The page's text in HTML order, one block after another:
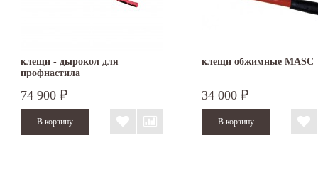
клещи - дырокол для
профнастила
74 900 ₽
клещи обжимные MASC
34 000 ₽